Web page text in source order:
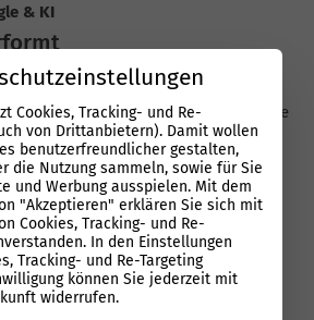
& KI
die echten Nutzen liefern und
einzahlen. Mit der Performance Suite
Google und KI-Suchen schneller
für Unternehmen in Jüchen.
durch unsere Redaktion
Aufwand durch KI-Unterstützung
Sprache, semantische Tiefe, klare
Cookies, Tracking- und Re-
von Drittanbietern). Damit wollen
benutzerfreundlicher gestalten,
die Nutzung sammeln, sowie für Sie
und Werbung ausspielen. Mit dem
"Akzeptieren" erklären Sie sich mit
Cookies, Tracking- und Re-
In den Einstellungen
Tracking- und Re-Targeting
können Sie jederzeit mit
widerrufen.